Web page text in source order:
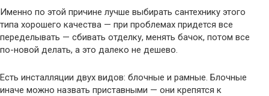
Именно по этой причине лучше выбирать сантехнику этого
типа хорошего качества — при проблемах придется все
переделывать — сбивать отделку, менять бачок, потом все
по-новой делать, а это далеко не дешево.
Есть инсталляции двух видов: блочные и рамные. Блочные
иначе можно назвать приставными — они крепятся к